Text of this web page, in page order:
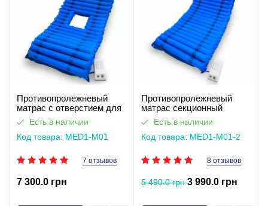
Противопролежневый
матрас c отверстием для
туалета MED1-M01
Есть в наличии
Код товара: MED1-M01
7 отзывов
7 300.0 грн
Противопролежневый
матрас секционный
MED1-M01
Есть в наличии
Код товара: MED1-M01-2
8 отзывов
5 490.0 грн3 990.0 грн